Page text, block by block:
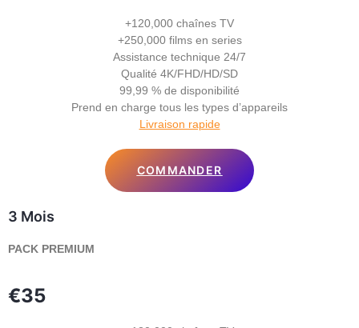
+120,000 chaînes TV
+250,000 films en series
Assistance technique 24/7
Qualité 4K/FHD/HD/SD
99,99 % de disponibilité
Prend en charge tous les types d’appareils
Livraison rapide
COMMANDER
3 Mois
PACK PREMIUM
€35